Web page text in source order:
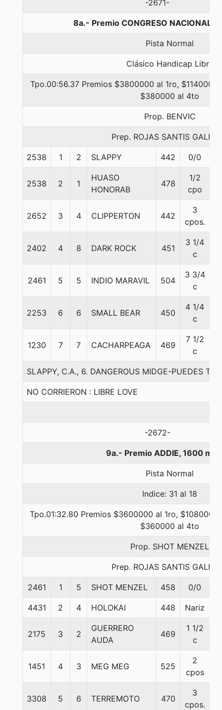
-2671-
8a.- Premio CONGRESO NACIONAL,
Pista Normal
Clásico Handicap Libre
Tpo.00:56.37 Premios $3800000 al 1ro,
$380000 al 4to
Prop. BENVIC
Prep. ROJAS SANTIS
2538 1 2 SLAPPY 442 0/0
2538 2 1
HUASO
HONORAB
478
1/2
cpo
2652 3 4 CLIPPERTON 442
3
cpos.
2402 4 8 DARK ROCK 451
3 1/4
c
2461 5 5 INDIO MARAVIL 504
3 3/4
c
2253 6 6 SMALL BEAR 450
4 1/4
c
1230 7 7 CACHARPEAGA 469
7 1/2
c
SLAPPY, C.A., 6. DANGEROUS MIDGE-PUEDES
NO CORRIERON : LIBRE LOVE
-2672-
9a.- Premio ADDIE, 1600
Pista Normal
Indice: 31 al 18
Tpo.01:32.80 Premios $3600000 al 1ro,
$360000 al 4to
Prop. SHOT MENZEL
Prep. ROJAS SANTIS
2461 1 5 SHOT MENZEL 458 0/0
4431 2 4 HOLOKAI 448 Nariz
2175 3 2
GUERRERO
AUDA
469
1 1/2
c
1451 4 3 MEG MEG 525
2
cpos
3308 5 6 TERREMOTO 470
3
cpos.